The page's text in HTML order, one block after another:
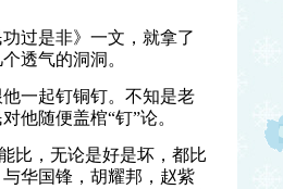
过是非》一文，就拿了
透气的洞洞。
一起钉铜钉。不知是老
他随便盖棺“钉”论。
比，无论是好是坏，都比
华国锋，胡耀邦，赵紫